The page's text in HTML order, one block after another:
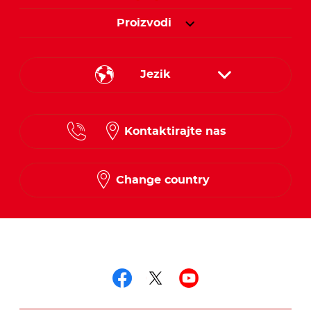
Proizvodi
Jezik
Kontaktirajte nas
Change country